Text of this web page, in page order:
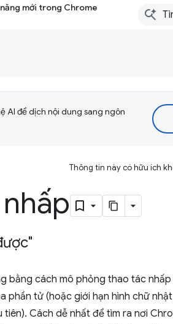
mới trong Chrome
AI để dịch nội dung sang ngôn
Thông tin này có hữu ích
bằng cách mô phỏng thao tác
phần tử (hoặc giới hạn hình chữ
Cách dễ nhất để tìm ra nơi